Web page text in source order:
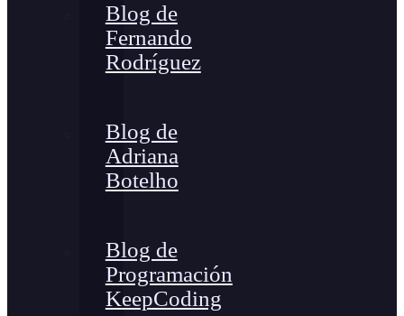
Blog de
Fernando
Rodríguez
Blog de
Adriana
Botelho
Blog de
Programación
KeepCoding